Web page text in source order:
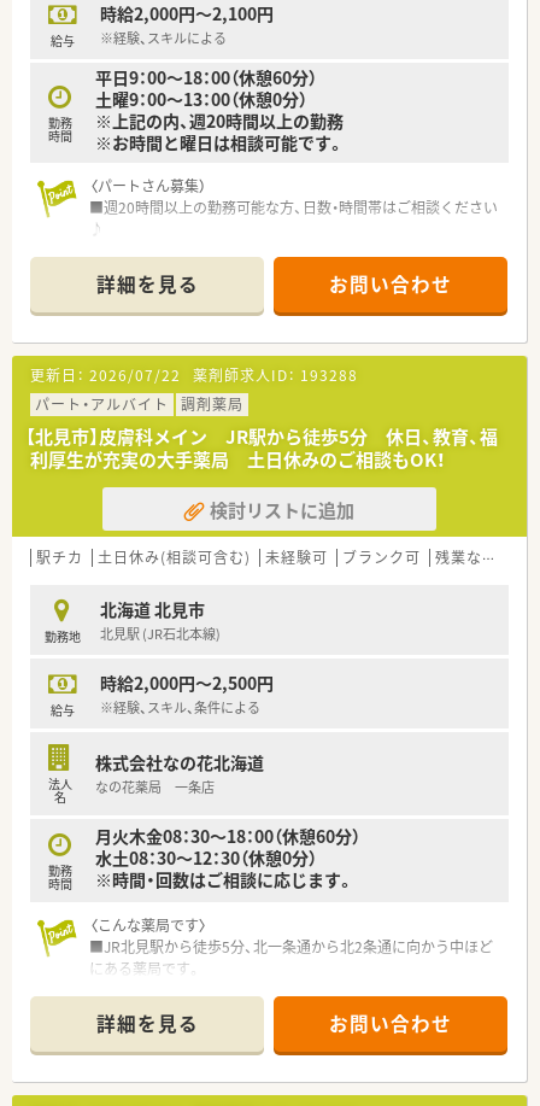
給与
時給2,000円～2,100円
※経験、スキルによる
勤務
時間
平日9：00～18：00（休憩60分）
土曜9：00～13：00（休憩0分）
※上記の内、週20時間以上の勤務
※お時間と曜日は相談可能です。
〈パートさん募集）
■週20時間以上の勤務可能な方、日数・時間帯はご相談ください
♪
〈こんな薬局です〉
■JR北見駅から徒歩9分程、国道39号線を経由して北3条通沿い
にあります。
■病床数300床の病院門前に位置し、内科、循環器、整形外科、泌
尿器科をメインに複数科の処方せんに対応しています。
■薬剤師3名体制
〈企業紹介〉
■人材育成に注力、社内・社外研修などオリジナルの教育制度が
あり、薬剤師としての専門性に磨きをかけることができます！
■全国に薬局を展開している安定企業ならではの安心の就業環
境です♪
■監査機器が充実しており、過誤の発生確率は非常に少ない環境
詳細を見る お問い合わせ
更新日： 2026/07/22 薬剤師求人ID： 193288
パート・アルバイト
調剤薬局
【北見市】皮膚科メイン JR駅から徒歩5分 休日、教育、福
利厚生が充実の大手薬局 土日休みのご相談もOK！
検討リストに追加
駅チカ 土日休み(相談可含む) 未経験可 ブランク可 残業なし(ほぼなし含む)
勤務地
北海道 北見市
北見駅 (JR石北本線)
給与
時給2,000円～2,500円
※経験、スキル、条件による
法人
名
株式会社なの花北海道
なの花薬局 一条店
勤務
時間
月火木金08：30～18：00（休憩60分）
水土08：30～12：30（休憩0分）
※時間・回数はご相談に応じます。
〈こんな薬局です〉
■JR北見駅から徒歩5分、北一条通から北2条通に向かう中ほど
にある薬局です。
■皮ふ科クリニックの門前薬局で、1日平均60枚程度の処方せん
を扱っています。
■薬剤師2名体制です。
〈パート薬剤師さん募集です〉
詳細を見る お問い合わせ